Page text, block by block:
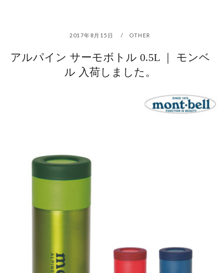
2017年8月15日 OTHER
アルパイン サーモボトル 0.5L ｜ モンベ
ル 入荷しました。